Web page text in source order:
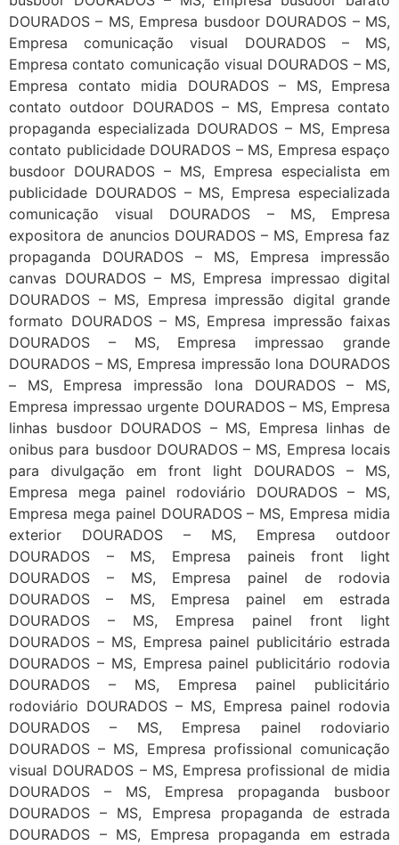
DOURADOS – MS, Empresa busdoor DOURADOS – MS,
Empresa comunicação visual DOURADOS – MS,
Empresa contato comunicação visual DOURADOS – MS,
Empresa contato midia DOURADOS – MS, Empresa
contato outdoor DOURADOS – MS, Empresa contato
propaganda especializada DOURADOS – MS, Empresa
contato publicidade DOURADOS – MS, Empresa espaço
busdoor DOURADOS – MS, Empresa especialista em
publicidade DOURADOS – MS, Empresa especializada
comunicação visual DOURADOS – MS, Empresa
expositora de anuncios DOURADOS – MS, Empresa faz
propaganda DOURADOS – MS, Empresa impressão
canvas DOURADOS – MS, Empresa impressao digital
DOURADOS – MS, Empresa impressão digital grande
formato DOURADOS – MS, Empresa impressão faixas
DOURADOS – MS, Empresa impressao grande
DOURADOS – MS, Empresa impressão lona DOURADOS
– MS, Empresa impressão lona DOURADOS – MS,
Empresa impressao urgente DOURADOS – MS, Empresa
linhas busdoor DOURADOS – MS, Empresa linhas de
onibus para busdoor DOURADOS – MS, Empresa locais
para divulgação em front light DOURADOS – MS,
Empresa mega painel rodoviário DOURADOS – MS,
Empresa mega painel DOURADOS – MS, Empresa midia
exterior DOURADOS – MS, Empresa outdoor
DOURADOS – MS, Empresa paineis front light
DOURADOS – MS, Empresa painel de rodovia
DOURADOS – MS, Empresa painel em estrada
DOURADOS – MS, Empresa painel front light
DOURADOS – MS, Empresa painel publicitário estrada
DOURADOS – MS, Empresa painel publicitário rodovia
DOURADOS – MS, Empresa painel publicitário
rodoviário DOURADOS – MS, Empresa painel rodovia
DOURADOS – MS, Empresa painel rodoviario
DOURADOS – MS, Empresa profissional comunicação
visual DOURADOS – MS, Empresa profissional de midia
DOURADOS – MS, Empresa propaganda busboor
DOURADOS – MS, Empresa propaganda de estrada
DOURADOS – MS, Empresa propaganda em estrada